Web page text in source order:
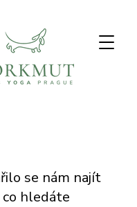
se nám najít
hledáte